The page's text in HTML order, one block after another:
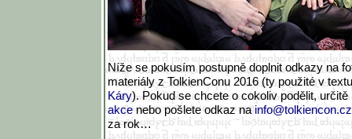
Níže se pokusím postupně doplnit odkazy na
materiály z TolkienConu 2016 (ty použité v
Káry). Pokud se chcete o cokoliv podělit,
akcenebo pošlete odkaz nainfo@tolkiencon.cz
za rok…